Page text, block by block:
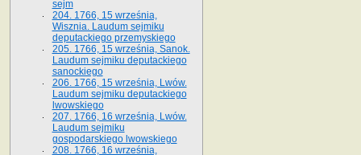
sejm
204. 1766, 15 września,
Wisznia. Laudum sejmiku
deputackiego przemyskiego
205. 1766, 15 września, Sanok.
Laudum sejmiku deputackiego
sanockiego
206. 1766, 15 września, Lwów.
Laudum sejmiku deputackiego
lwowskiego
207. 1766, 16 września, Lwów.
Laudum sejmiku
gospodarskiego lwowskiego
208. 1766, 16 września,